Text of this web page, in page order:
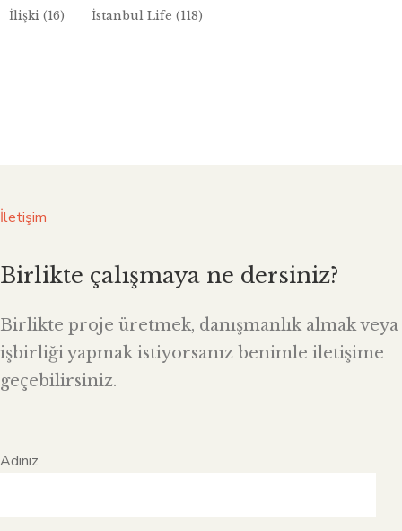
İlişki (16) İstanbul Life (118)
İletişim
Birlikte çalışmaya ne dersiniz?
Birlikte proje üretmek, danışmanlık almak veya
işbirliği yapmak istiyorsanız benimle iletişime
geçebilirsiniz.
Adınız